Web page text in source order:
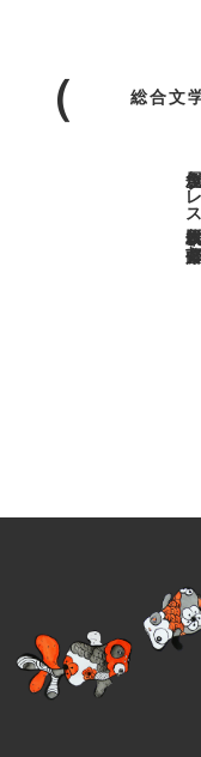
総合文
金魚屋プレス